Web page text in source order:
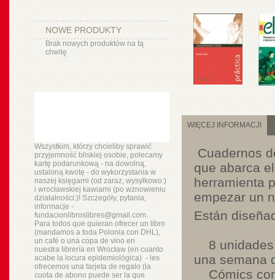
NOWE PRODUKTY
Brak nowych produktów na tą
chwilę
Wszystkim, którzy chcieliby sprawić
przyjemność bliskiej osobie, polecamy
kartę podarunkową - na dowolną,
ustaloną kwotę - do wykorzystania w
naszej księgarni (od zaraz, wysyłkowo:)
i wrocławskiej kawiarni (po wznowieniu
działalności:)! Szczegóły, pytania,
informacje -
fundacionlibroslibres@gmail.com.
Para todos que quieran ofrecer un libro
(mandamos a toda Polonia con DHL),
un café o una copa de vino en
nuestra libreríaen Wrocław (en cuanto
acabe la locura epidemiológica) - les
ofrecemos una tarjeta de regalo (la
cuota de abono puede ser la que
WIĘCEJ INFORMACJI
Cuadernos
que abarca
herramienta
empezar un
Están
8 unidades
una semana
Cómics